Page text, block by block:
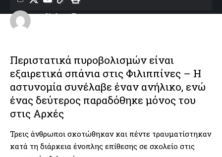
Last updated: 22/06/2026 10:56
aggelioforos
Περιστατικά πυροβολισμών είναι
εξαιρετικά σπάνια στις Φιλιππίνες – Η
αστυνομία συνέλαβε έναν ανήλικο, ενώ
ένας δεύτερος παραδόθηκε μόνος του
στις Αρχές
Τρεις άνθρωποι σκοτώθηκαν και πέντε τραυματίστηκαν
κατά τη διάρκεια ένοπλης επίθεσης σε σχολείο στις